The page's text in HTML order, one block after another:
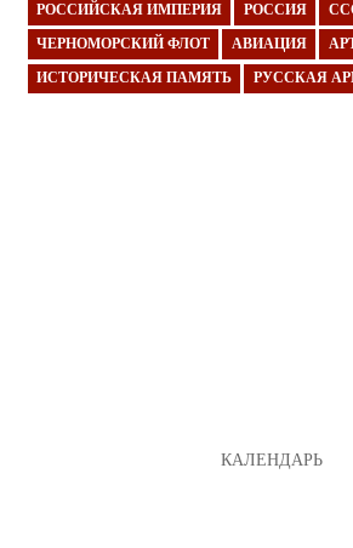
РОССИЙСКАЯ ИМПЕРИЯ РОССИЯ
ЧЕРНОМОРСКИЙ ФЛОТ АВИАЦИЯ
ИСТОРИЧЕСКАЯ ПАМЯТЬ РУССКАЯ
КАЛЕНДАРЬ